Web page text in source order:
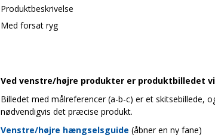
Produktbeskrivelse
Med forsat ryg
Ved venstre/højre produkter er produktbilledet
Billedet med målreferencer (a-b-c) er et skitsebillede,
nødvendigvis det præcise produkt.
Venstre/højre hængselsguide (åbner en ny fane)